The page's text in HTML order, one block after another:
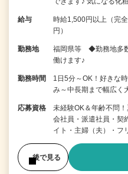
給与
時給1,500円以上（完
円）
勤務地
福岡県等 ◆勤務地多
働けます♪
勤務時間
1日5分～OK！好きな
み～中長期まで幅広く
応募資格
未経験OK＆年齢不問
会社員・派遣社員・契
イト・主婦（夫）・
後で見る